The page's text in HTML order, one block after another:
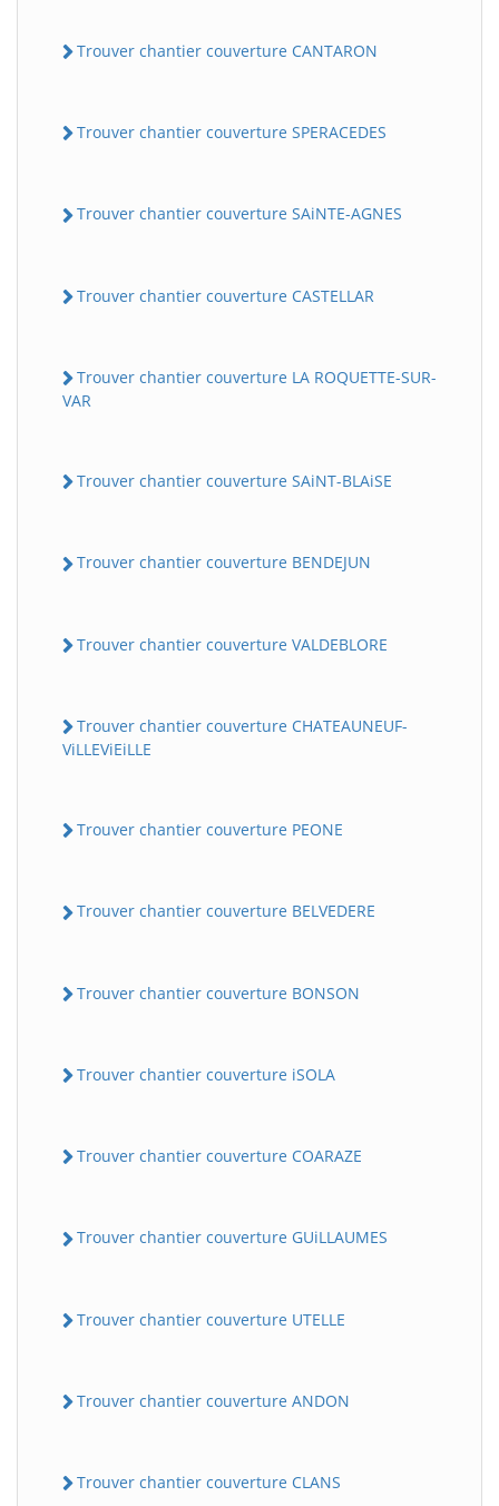
Trouver chantier couverture CANTARON
Trouver chantier couverture SPERACEDES
Trouver chantier couverture SAiNTE-AGNES
Trouver chantier couverture CASTELLAR
Trouver chantier couverture LA ROQUETTE-SUR-
VAR
Trouver chantier couverture SAiNT-BLAiSE
Trouver chantier couverture BENDEJUN
Trouver chantier couverture VALDEBLORE
Trouver chantier couverture CHATEAUNEUF-
ViLLEViEiLLE
Trouver chantier couverture PEONE
Trouver chantier couverture BELVEDERE
Trouver chantier couverture BONSON
Trouver chantier couverture iSOLA
Trouver chantier couverture COARAZE
Trouver chantier couverture GUiLLAUMES
Trouver chantier couverture UTELLE
Trouver chantier couverture ANDON
Trouver chantier couverture CLANS